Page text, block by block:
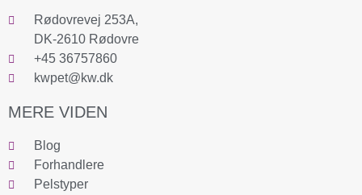
Rødovrevej 253A,
DK-2610 Rødovre
+45 36757860
kwpet@kw.dk
MERE VIDEN
Blog
Forhandlere
Pelstyper